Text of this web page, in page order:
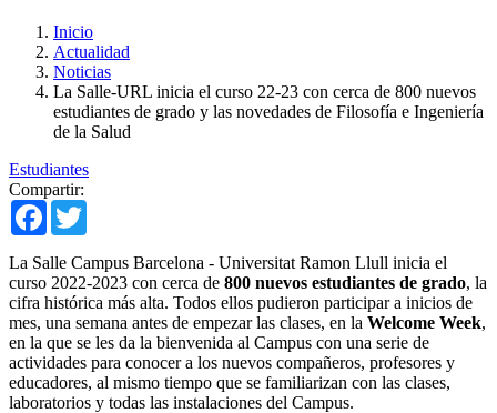
Inicio
Actualidad
Noticias
La Salle-URL inicia el curso 22-23 con cerca de 800 nuevos
estudiantes de grado y las novedades de Filosofía e Ingeniería
de la Salud
Estudiantes
Compartir:
Facebook
La Salle Campus Barcelona - Universitat Ramon Llull inicia el
curso 2022-2023 con cerca de 800 nuevos estudiantes de grado, la
cifra histórica más alta. Todos ellos pudieron participar a inicios de
mes, una semana antes de empezar las clases, en la Welcome Week,
en la que se les da la bienvenida al Campus con una serie de
actividades para conocer a los nuevos compañeros, profesores y
educadores, al mismo tiempo que se familiarizan con las clases,
laboratorios y todas las instalaciones del Campus.